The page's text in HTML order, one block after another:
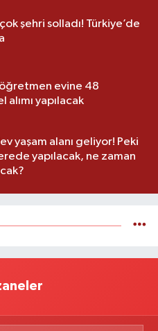
şehri solladı! Türkiye’de
öğretmen evine 48
alımı yapılacak
yaşam alanı geliyor! Peki
yapılacak, ne zaman